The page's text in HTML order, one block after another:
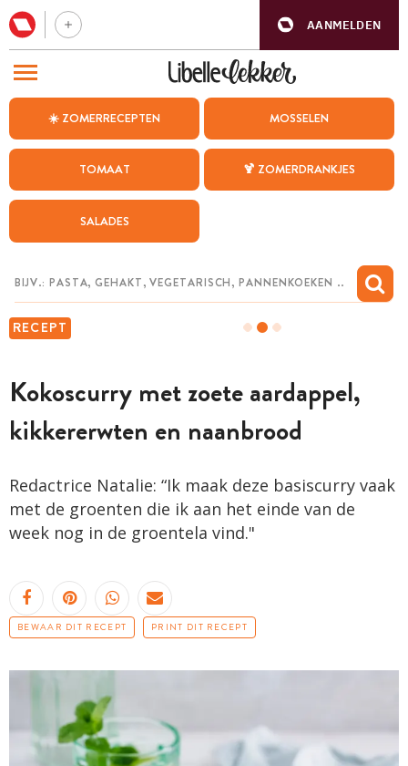
AANMELDEN
☀️ ZOMERRECEPTEN MOSSELEN
TOMAAT 🍹 ZOMERDRANKJES
SALADES
RECEPT
Kokoscurry met zoete aardappel,
kikkererwten en naanbrood
Redactrice Natalie: “Ik maak deze basiscurry vaak
met de groenten die ik aan het einde van de
week nog in de groentela vind."
BEWAAR DIT RECEPT PRINT DIT RECEPT
BEZOEK ONZE ANDERE WEBSITES
WEEKMENU
CHAT MET MAIA
MIJN BEWAARDE RECEPTEN